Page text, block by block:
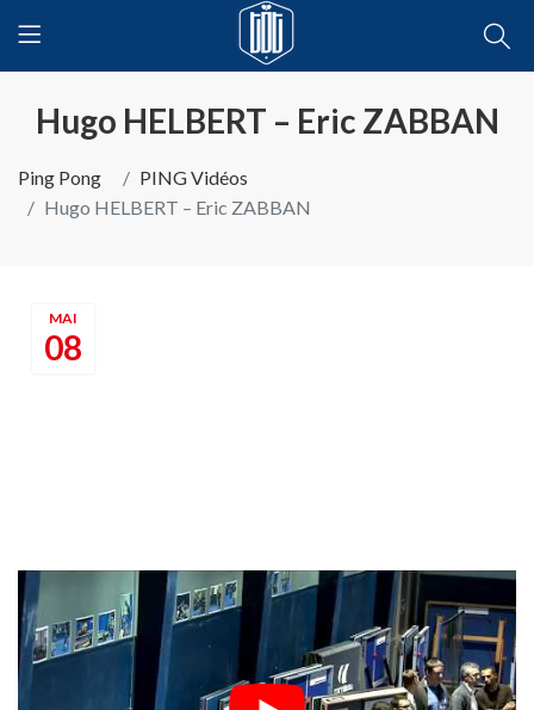
Hugo HELBERT – Eric ZABBAN
Ping Pong
PING Vidéos
Hugo HELBERT – Eric ZABBAN
08
MAI